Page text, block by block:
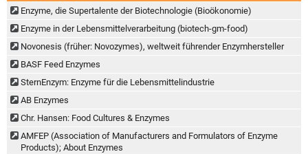
Enzyme, die Supertalente der Biotechnologie (Bioökonomie)
Enzyme in der Lebensmittelverarbeitung (biotech-gm-food)
Novonesis (früher: Novozymes), weltweit führender Enzymhersteller
BASF Feed Enzymes
SternEnzym: Enzyme für die Lebensmittelindustrie
AB Enzymes
Chr. Hansen: Food Cultures & Enzymes
AMFEP (Association of Manufacturers and Formulators of Enzyme
Products); About Enzymes